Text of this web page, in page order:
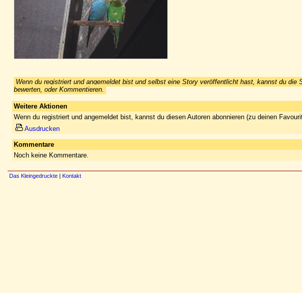
Wenn du registriert und angemeldet bist und selbst eine Story veröffentlicht hast, kannst du die
bewerten, oder Kommentieren.
Weitere Aktionen
Wenn du registriert und angemeldet bist, kannst du diesen Autoren abonnieren (zu deinen
Ausdrucken
Kommentare
Noch keine Kommentare.
Das Kleingedruckte | Kontakt